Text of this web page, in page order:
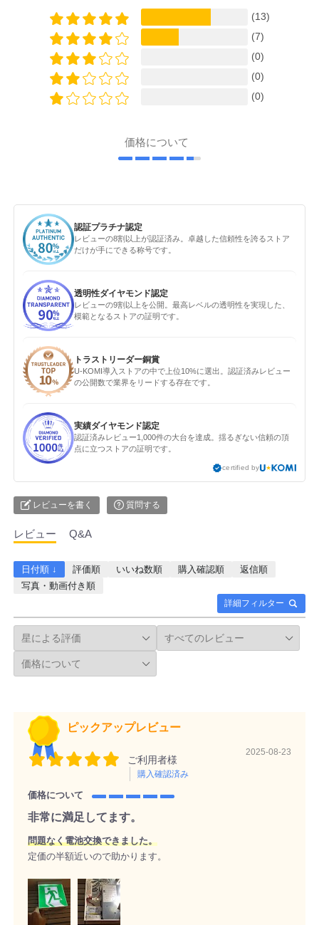
(13)
(7)
(0)
(0)
(0)
価格について
認証プラチナ認定
レビューの8割以上が認証済み。卓越した信頼性を誇るストア
だけが手にできる称号です。
透明性ダイヤモンド認定
レビューの9割以上を公開。最高レベルの透明性を実現した、
模範となるストアの証明です。
トラストリーダー銅賞
U-KOMI導入ストアの中で上位10%に選出。認証済みレビュー
の公開数で業界をリードする存在です。
実績ダイヤモンド認定
認証済みレビュー1,000件の大台を達成。揺るぎない信頼の頂
点に立つストアの証明です。
certified by
レビューを書く 質問する
レビュー Q&A
詳細フィルター
日付順 ↓ 評価順 いいね数順 購入確認順
返信順
写真・動画付き順
ピックアップレビュー
ご利用者様
購入確認済み
2025-08-23
価格について
非常に満足してます。
問題なく電池交換できました。
定価の半額近いので助かります。